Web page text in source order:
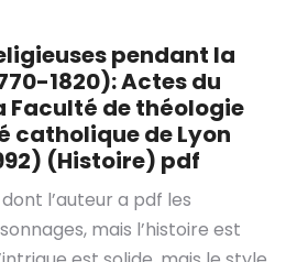
pendant la
1820): Actes du
Faculté de théologie
catholique de Lyon
(Histoire) pdf
l’auteur a pdf les
mais l’histoire est